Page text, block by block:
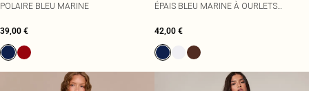
POLAIRE BLEU MARINE
39,00 €
ÉPAIS BLEU MARINE À OURLETS
42,00 €